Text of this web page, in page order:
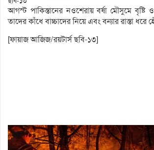
আগস্ট পাকিস্তানের নওশেরায় বর্ষা মৌসুমে বৃষ্টি
তাদের কাঁধে বাচ্চাদের নিয়ে এবং বন্যার রাস্তা ধরে
[ফায়াজ আজিজ/রয়টার্স ছবি-১৩]